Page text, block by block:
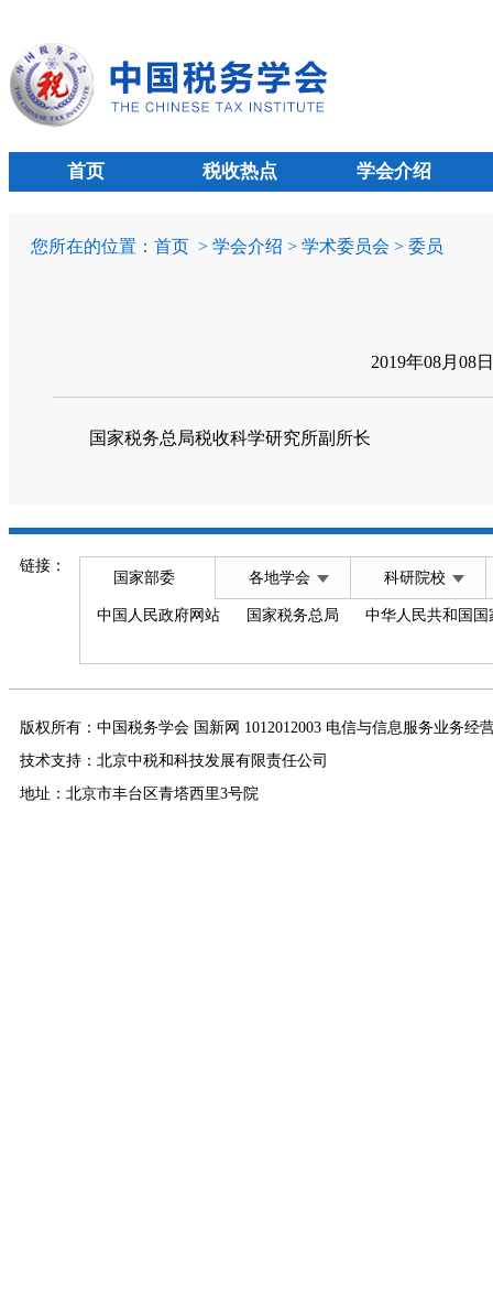
首页 税收热点 学会介绍
您所在的位置： 首页 > 学会介绍 > 学术委员会 > 委员
2019年08月08
国家税务总局税收科学研究所副所长
链接：
国家部委 各地学会 科研院校
中国人民政府网站 国家税务总局 中华人民共和国
版权所有：中国税务学会 国新网 1012012003 电信与信息服务业务经
技术支持：北京中税和科技发展有限责任公司
地址：北京市丰台区青塔西里3号院